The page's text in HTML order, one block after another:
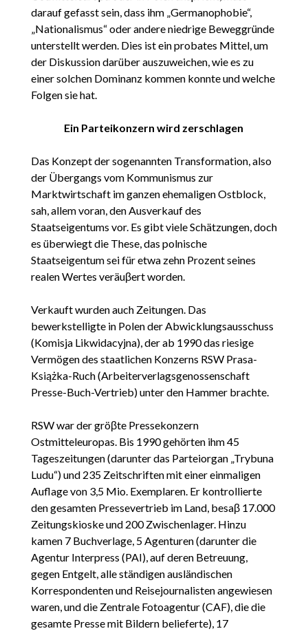
darauf gefasst sein, dass ihm „Germanophobie“,
„Nationalismus“ oder andere niedrige Beweggründe
unterstellt werden. Dies ist ein probates Mittel, um
der Diskussion darüber auszuweichen, wie es zu
einer solchen Dominanz kommen konnte und welche
Folgen sie hat.
Ein Parteikonzern wird zerschlagen
Das Konzept der sogenannten Transformation, also
der Übergangs vom Kommunismus zur
Marktwirtschaft im ganzen ehemaligen Ostblock,
sah, allem voran, den Ausverkauf des
Staatseigentums vor. Es gibt viele Schätzungen, doch
es überwiegt die These, das polnische
Staatseigentum sei für etwa zehn Prozent seines
realen Wertes veräuβert worden.
Verkauft wurden auch Zeitungen. Das
bewerkstelligte in Polen der Abwicklungsausschuss
(Komisja Likwidacyjna), der ab 1990 das riesige
Vermögen des staatlichen Konzerns RSW Prasa-
Książka-Ruch (Arbeiterverlagsgenossenschaft
Presse-Buch-Vertrieb) unter den Hammer brachte.
RSW war der gröβte Pressekonzern
Ostmitteleuropas. Bis 1990 gehörten ihm 45
Tageszeitungen (darunter das Parteiorgan „Trybuna
Ludu“) und 235 Zeitschriften mit einer einmaligen
Auflage von 3,5 Mio. Exemplaren. Er kontrollierte
den gesamten Pressevertrieb im Land, besaβ 17.000
Zeitungskioske und 200 Zwischenlager. Hinzu
kamen 7 Buchverlage, 5 Agenturen (darunter die
Agentur Interpress (PAI), auf deren Betreuung,
gegen Entgelt, alle ständigen ausländischen
Korrespondenten und Reisejournalisten angewiesen
waren, und die Zentrale Fotoagentur (CAF), die die
gesamte Presse mit Bildern belieferte), 17